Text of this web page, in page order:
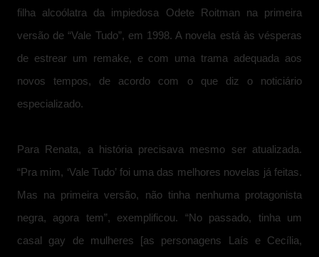
filha alcoólatra da impiedosa Odete Roitman na primeira
versão de “Vale Tudo”, em 1998. A novela está às vésperas
de estrear um remake, e com uma trama adequada aos
novos tempos, de acordo com o que diz o noticiário
especializado.
Para Renata, a história precisava mesmo ser atualizada.
“Pra mim, ‘Vale Tudo’ foi uma das melhores novelas já feitas.
Mas na primeira versão, não tinha nenhuma protagonista
negra, agora tem”, exemplificou. “No passado, tinha um
casal gay de mulheres [as personagens Laís e Cecília,